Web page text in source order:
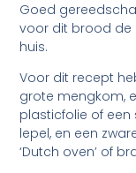
Goed
voor dit brood de
huis.
Voor dit recept
grote mengkom,
plasticfolie of een
lepel, en een
‘Dutch oven’ of